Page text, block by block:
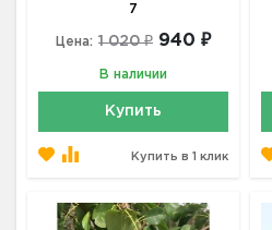
7
Цена: 1 020 ₽ 940 ₽
В наличии
Купить
Купить в 1 клик